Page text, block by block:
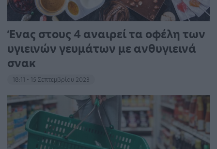
Ένας στους 4 αναιρεί τα οφέλη των
υγιεινών γευμάτων με ανθυγιεινά
σνακ
18:11 - 15 Σεπτεμβρίου 2023